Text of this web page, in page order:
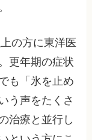
の方に東洋医
更年期の症状
も「氷を止め
う声をたくさ
治療と並行し